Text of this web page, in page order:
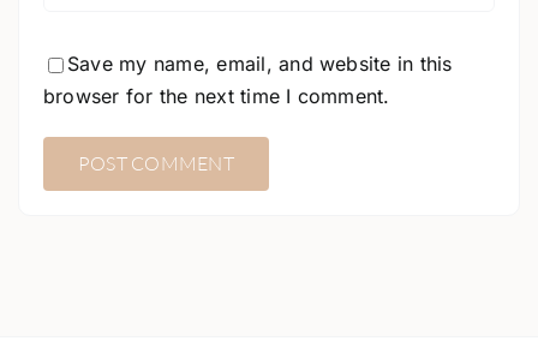
Save my name, email, and website in this
browser for the next time I comment.